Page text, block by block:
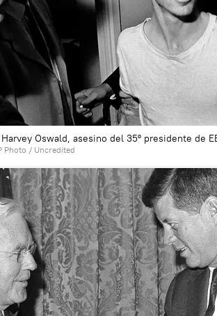
Oswald, asesino del 35º presidente de
Photo / Uncredited